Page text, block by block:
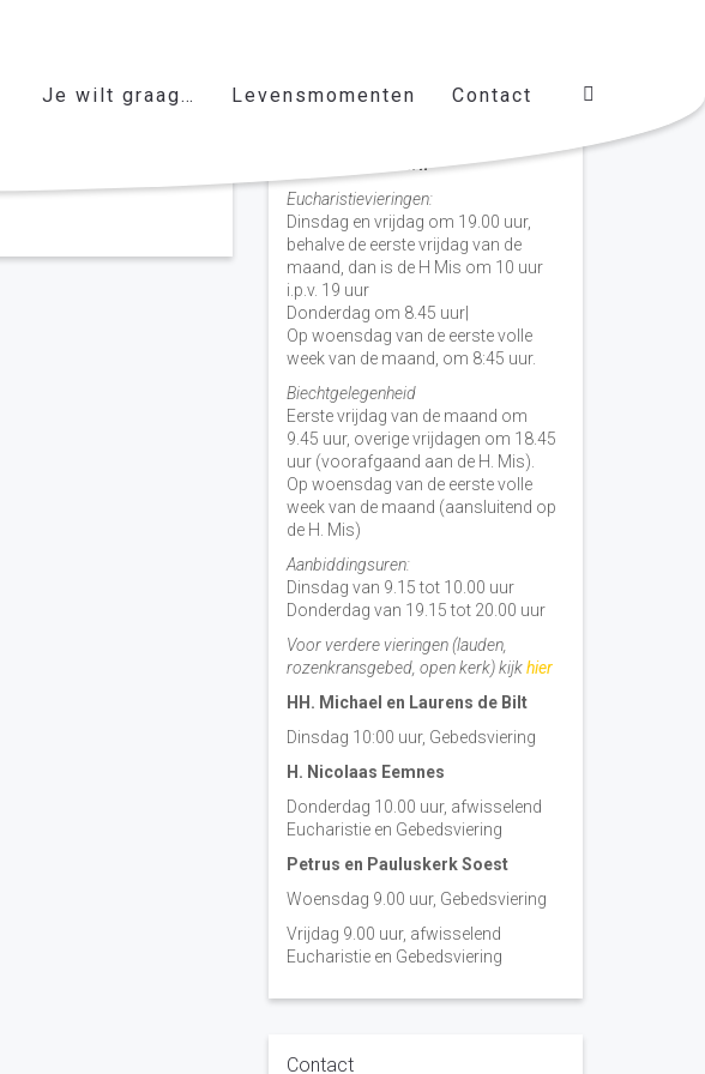
Je wilt graag… Levensmomenten Contact
Vieringen door de week
H. Nicolaas Baarn
Eucharistievieringen:
Dinsdag en vrijdag om 19.00 uur,
behalve de eerste vrijdag van de
maand, dan is de H Mis om 10 uur
i.p.v. 19 uur
Donderdag om 8.45 uur|
Op woensdag van de eerste volle
week van de maand, om 8:45 uur.
Biechtgelegenheid
Eerste vrijdag van de maand om
9.45 uur, overige vrijdagen om 18.45
uur (voorafgaand aan de H. Mis).
Op woensdag van de eerste volle
week van de maand (aansluitend op
de H. Mis)
Aanbiddingsuren:
Dinsdag van 9.15 tot 10.00 uur
Donderdag van 19.15 tot 20.00 uur
Voor verdere vieringen (lauden,
rozenkransgebed, open kerk) kijkhier
HH. Michael en Laurens de Bilt
Dinsdag 10:00 uur, Gebedsviering
H. Nicolaas Eemnes
Donderdag 10.00 uur, afwisselend
Eucharistie en Gebedsviering
Petrus en Pauluskerk Soest
Woensdag 9.00 uur, Gebedsviering
Vrijdag 9.00 uur, afwisselend
Eucharistie en Gebedsviering
Contact